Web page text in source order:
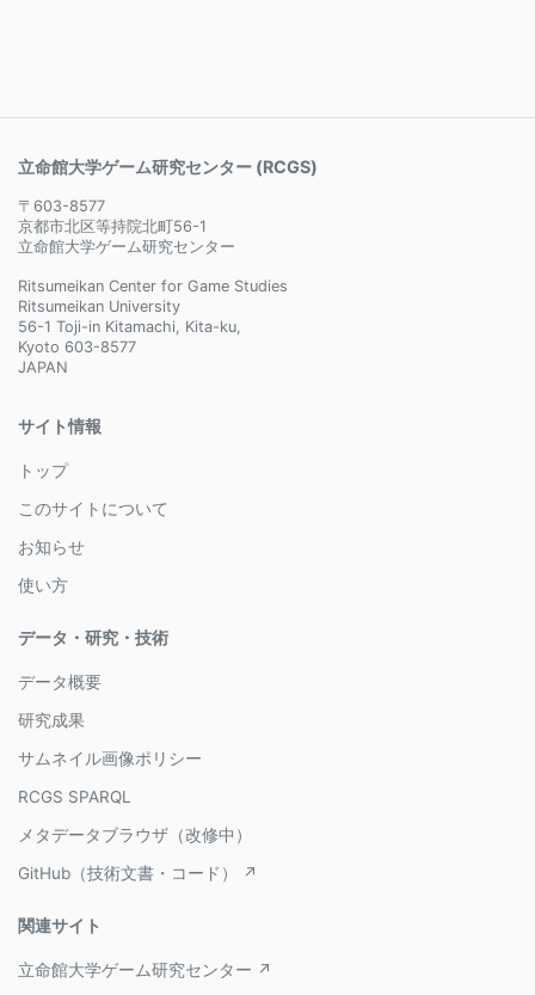
立命館大学ゲーム研究センター (RCGS)
〒603-8577
京都市北区等持院北町56-1
立命館大学ゲーム研究センター
Ritsumeikan Center for Game Studies
Ritsumeikan University
56-1 Toji-in Kitamachi, Kita-ku,
Kyoto 603-8577
JAPAN
サイト情報
トップ
このサイトについて
お知らせ
使い方
データ・研究・技術
データ概要
研究成果
サムネイル画像ポリシー
RCGS SPARQL
メタデータブラウザ（改修中）
GitHub（技術文書・コード） ↗
関連サイト
立命館大学ゲーム研究センター ↗